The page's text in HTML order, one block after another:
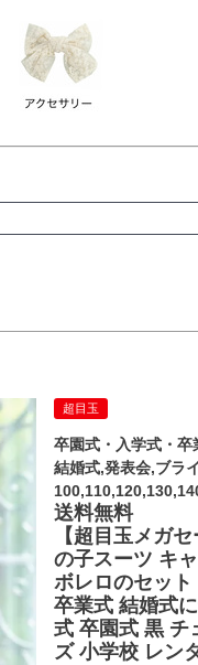
超目玉
卒園式・入学式・卒
結婚式,発表会,ブラ
送料無料
【超目玉メガ
の子スーツ キ
ボレロのセッ
卒業式 結婚式
式 卒園式 黒 チ
ズ 小学校 レン